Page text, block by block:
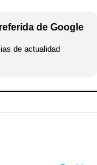
de Google
de actualidad